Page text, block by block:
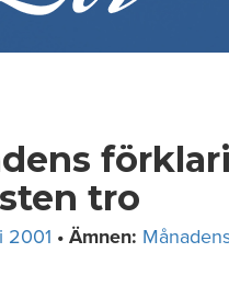
tro
2001 • Ämnen: